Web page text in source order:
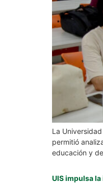
La
permitió
educación y
UIS impulsa